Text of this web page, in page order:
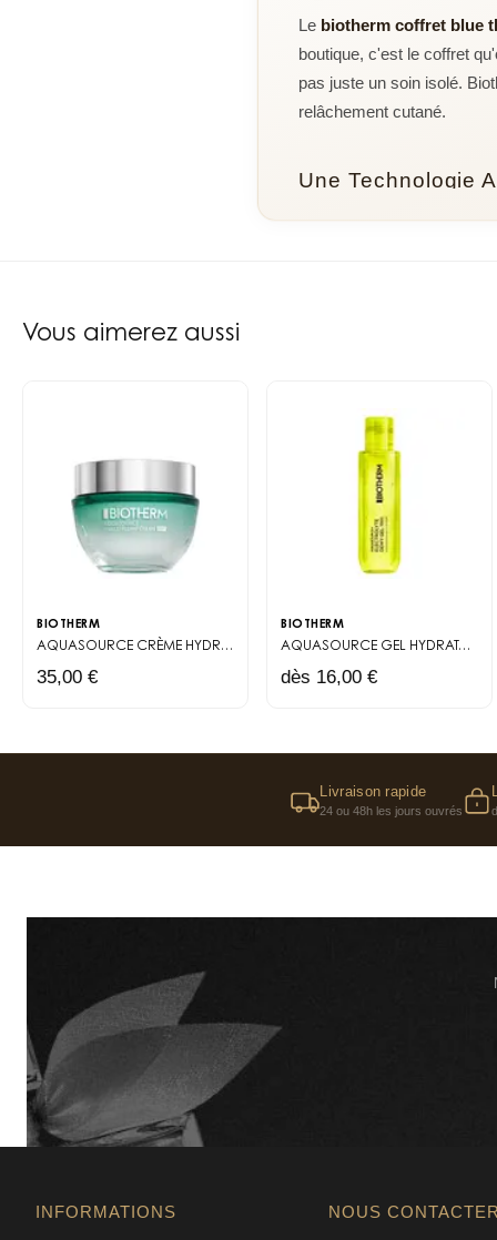
Le biotherm coffret blue
boutique, c'est le coffret
pas juste un soin isolé.
relâchement cutané.
Une Technologie
pour un effet liftant
spectaculaires du jour au
Honnêtement, c'est un
produits full-size. Et
de tester l'efficacité sur la
Vous aimerez aussi
BIOTHERM
AQUASOURCE CRÈME HYDRATANTE ET PROTECTRICE SPF30
35,00 €
BIOTHERM
AQUASOURCE GEL HYDRATANT LÉGER ENRICHI EN ÉLECTROLYTES
dès 16,00 €
Livraison rapide
24 ou 48h les jours ouvrés
INFORMATIONS NOUS CONTACTER